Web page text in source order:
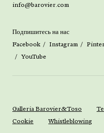
info@barovier.com
Подпишитесь на нас
Facebook
Instagram
YouTube
Galleria Barovier&Toso
Cookie
Whistleblowing